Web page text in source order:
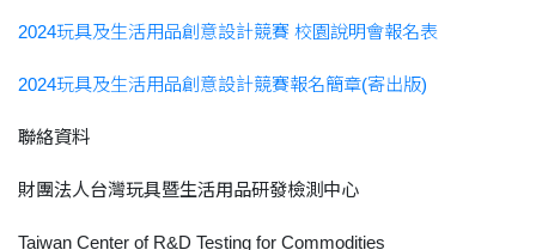
2024玩具及生活用品創意設計競賽 校園說明會報名表
2024玩具及生活用品創意設計競賽報名簡章(寄出版)
聯絡資料
財團法人台灣玩具暨生活用品研發檢測中心
Taiwan Center of R&D Testing for Commodities